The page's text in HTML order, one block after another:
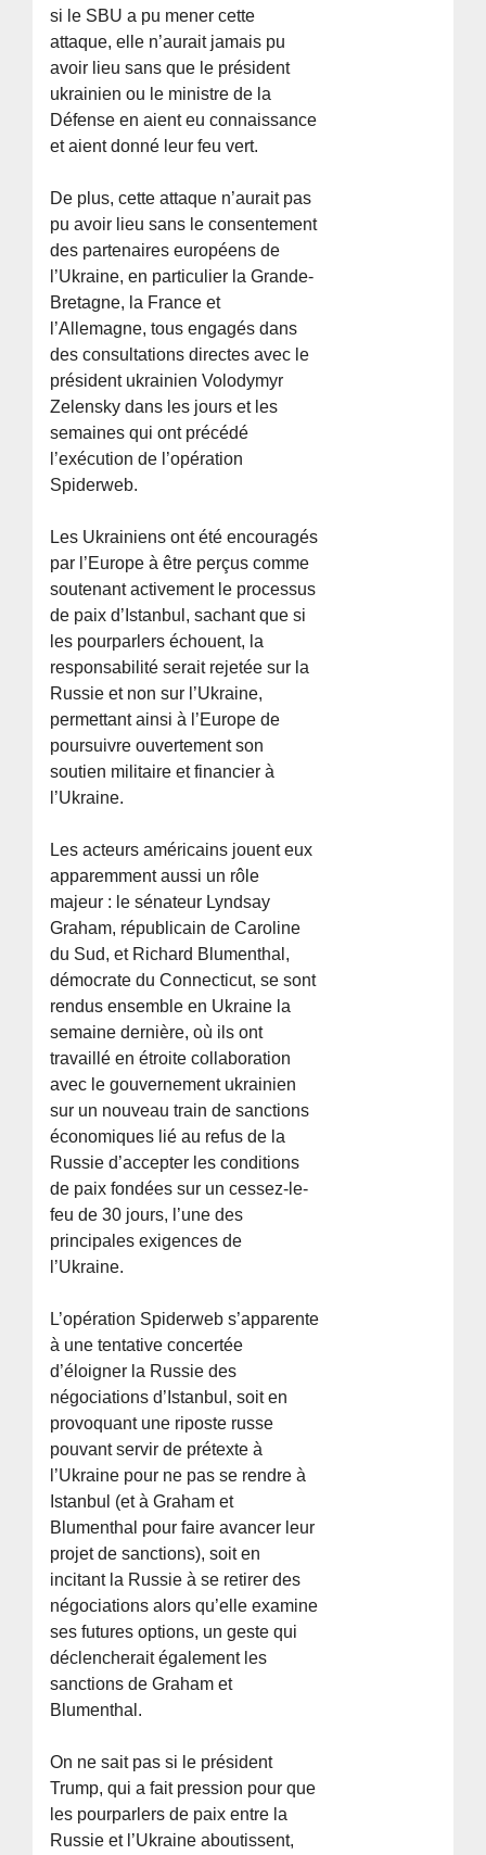
si le SBU a pu mener cette
attaque, elle n’aurait jamais pu
avoir lieu sans que le président
ukrainien ou le ministre de la
Défense en aient eu connaissance
et aient donné leur feu vert.
De plus, cette attaque n’aurait pas
pu avoir lieu sans le consentement
des partenaires européens de
l’Ukraine, en particulier la Grande-
Bretagne, la France et
l’Allemagne, tous engagés dans
des consultations directes avec le
président ukrainien Volodymyr
Zelensky dans les jours et les
semaines qui ont précédé
l’exécution de l’opération
Spiderweb.
Les Ukrainiens ont été encouragés
par l’Europe à être perçus comme
soutenant activement le processus
de paix d’Istanbul, sachant que si
les pourparlers échouent, la
responsabilité serait rejetée sur la
Russie et non sur l’Ukraine,
permettant ainsi à l’Europe de
poursuivre ouvertement son
soutien militaire et financier à
l’Ukraine.
Les acteurs américains jouent eux
apparemment aussi un rôle
majeur : le sénateur Lyndsay
Graham, républicain de Caroline
du Sud, et Richard Blumenthal,
démocrate du Connecticut, se sont
rendus ensemble en Ukraine la
semaine dernière, où ils ont
travaillé en étroite collaboration
avec le gouvernement ukrainien
sur un nouveau train de sanctions
économiques lié au refus de la
Russie d’accepter les conditions
de paix fondées sur un cessez-le-
feu de 30 jours, l’une des
principales exigences de
l’Ukraine.
L’opération Spiderweb s’apparente
à une tentative concertée
d’éloigner la Russie des
négociations d’Istanbul, soit en
provoquant une riposte russe
pouvant servir de prétexte à
l’Ukraine pour ne pas se rendre à
Istanbul (et à Graham et
Blumenthal pour faire avancer leur
projet de sanctions), soit en
incitant la Russie à se retirer des
négociations alors qu’elle examine
ses futures options, un geste qui
déclencherait également les
sanctions de Graham et
Blumenthal.
On ne sait pas si le président
Trump, qui a fait pression pour que
les pourparlers de paix entre la
Russie et l’Ukraine aboutissent,